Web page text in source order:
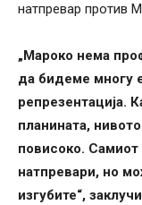
натпревар против
„Мароко нема
да бидеме многу
репрезентација.
планината,
повисоко.
натпревари, но
изгубите“,